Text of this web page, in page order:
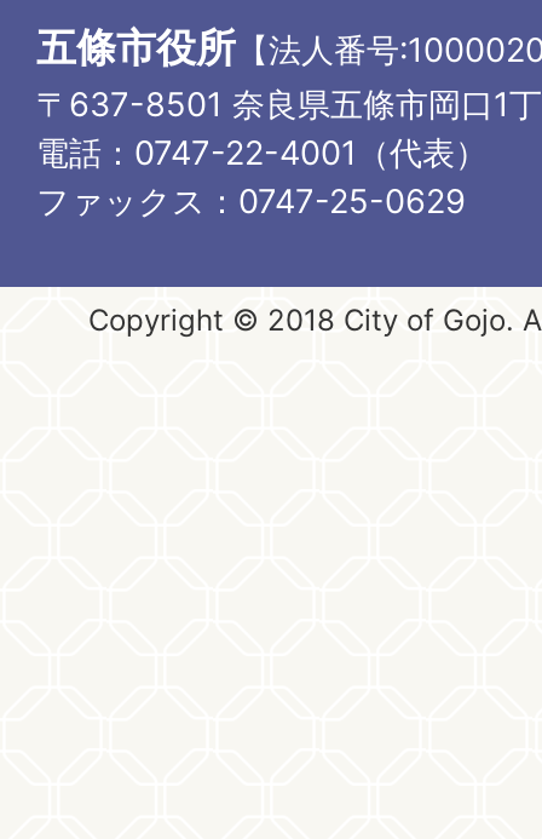
五條市役所 【法人番号
〒637-8501 奈良県五條市岡口1
電話：0747-22-4001（代表）
ファックス：0747-25-0629
Copyright © 2018 City of Gojo.